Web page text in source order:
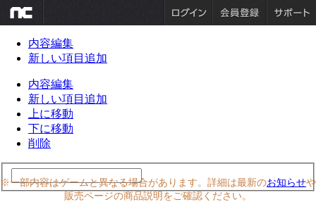
内容編集
新しい項目追加
内容編集
新しい項目追加
上に移動
下に移動
削除
※一部内容はゲームと異なる場合があります。詳細は最新のお知らせや
販売ページの商品説明をご確認ください。